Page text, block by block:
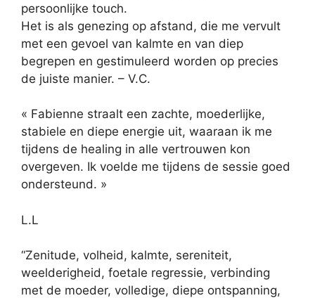
persoonlijke touch.
Het is als genezing op afstand, die me vervult
met een gevoel van kalmte en van diep
begrepen en gestimuleerd worden op precies
de juiste manier. – V.C.
« Fabienne straalt een zachte, moederlijke,
stabiele en diepe energie uit, waaraan ik me
tijdens de healing in alle vertrouwen kon
overgeven. Ik voelde me tijdens de sessie goed
ondersteund. »
L.L
“Zenitude, volheid, kalmte, sereniteit,
weelderigheid, foetale regressie, verbinding
met de moeder, volledige, diepe ontspanning,